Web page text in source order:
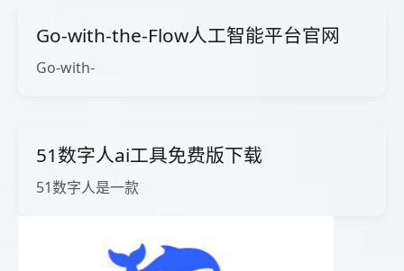
Go-with-the-Flow人工智能平台官网
Go-with-
51数字人ai工具免费版下载
51数字人是一款